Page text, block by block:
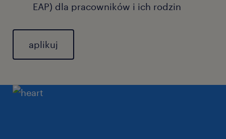
EAP) dla pracowników i ich rodzin
aplikuj